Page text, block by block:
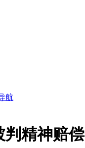
航
判精神赔偿